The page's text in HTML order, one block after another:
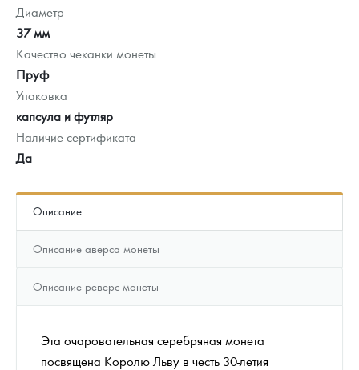
Диаметр
37 мм
Качество чеканки монеты
Пруф
Упаковка
капсула и футляр
Наличие сертификата
Да
Описание
Описание аверса монеты
Описание реверс монеты
Эта очаровательная серебряная монета
посвящена Королю Льву в честь 30-летия